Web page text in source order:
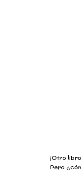
¡Otro
Pero